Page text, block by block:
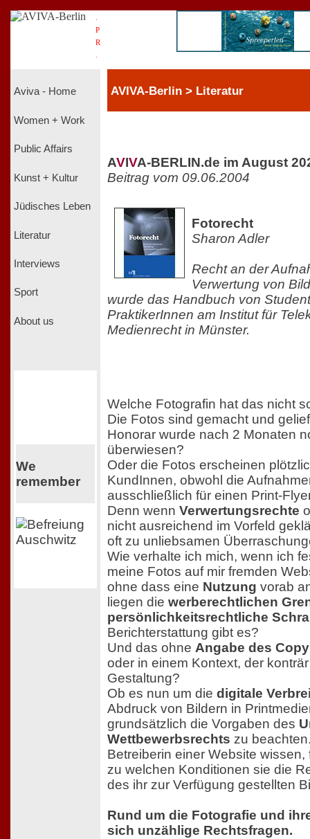
P
R
Aviva - Home
Women + Work
Public Affairs
Kunst + Kultur
Jüdisches Leben
Literatur
Interviews
Sport
About us
We
remember
AVIVA-Berlin > Literatur
AVIVA-BERLIN.de im August
Beitrag vom 09.06.2004
Fotorecht
Sharon Adler
Recht an der
Verwertung von
wurde das Handbuch von
PraktikerInnen am Institut für
Medienrecht in Münster.
Welche Fotografin hat das nicht
Die Fotos sind gemacht und
Honorar wurde nach 2 Monaten
überwiesen?
Oder die Fotos erscheinen
KundInnen, obwohl die
ausschließlich für einen Print-
Denn wenn Verwertungsrechte
nicht ausreichend im Vorfeld
oft zu unliebsamen
Wie verhalte ich mich, wenn ich
meine Fotos auf mir fremden
ohne dass eine Nutzung vorab
liegen die werberechtlichen
persönlichkeitsrechtliche
Berichterstattung gibt es?
Und das ohne Angabe des
oder in einem Kontext, der
Gestaltung?
Ob es nun um die digitale
Abdruck von Bildern in
grundsätzlich die Vorgaben des
Wettbewerbsrechts zu
Betreiberin einer Website
zu welchen Konditionen sie die
des ihr zur Verfügung gestellten
Rund um die Fotografie und
sich unzählige Rechtsfragen.